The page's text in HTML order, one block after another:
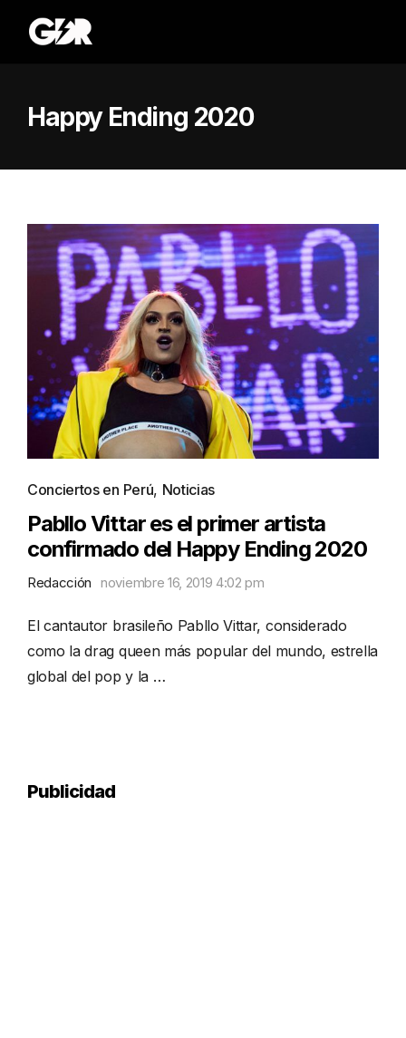
Happy Ending 2020
Conciertos en Perú, Noticias
Pabllo Vittar es el primer artista
confirmado del Happy Ending 2020
Redacción noviembre 16, 2019 4:02 pm
El cantautor brasileño Pabllo Vittar, considerado
como la drag queen más popular del mundo, estrella
global del pop y la …
Publicidad